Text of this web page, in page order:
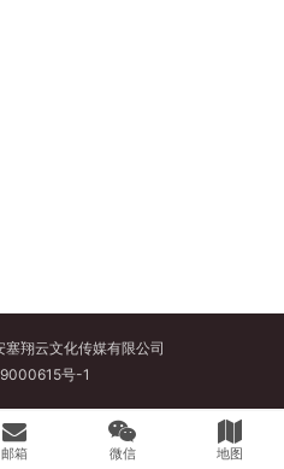
翔云文化传媒有限公司
号-1
邮箱 微信 地图